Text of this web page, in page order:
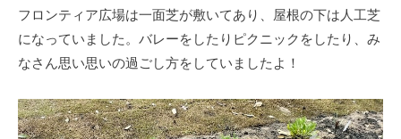
フロンティア広場は一面芝が敷いてあり、屋根の下は人工芝
になっていました。バレーをしたりピクニックをしたり、み
なさん思い思いの過ごし方をしていましたよ！